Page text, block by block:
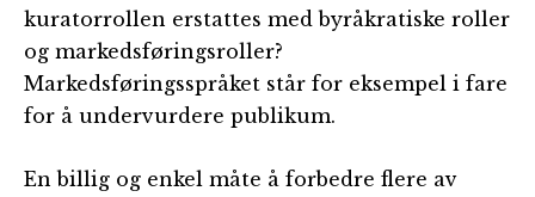
kuratorrollen erstattes med byråkratiske roller
og markedsføringsroller?
Markedsføringsspråket står for eksempel i fare
for å undervurdere publikum.
En billig og enkel måte å forbedre flere av